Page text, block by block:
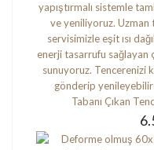
Tabanı Çıkan